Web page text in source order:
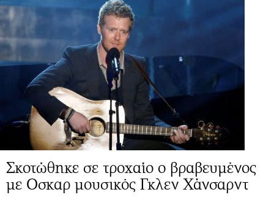
Σκοτώθηκε σε τροχαίο ο βραβευμένος
με Οσκαρ μουσικός Γκλεν Χάνσαρντ